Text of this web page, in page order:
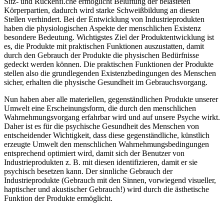
Körperpartien, dadurch wird starke Schweißbildung an diesen
Stellen verhindert. Bei der Entwicklung von Industrieprodukten
haben die physiologischen Aspekte der menschlichen Existenz
besondere Bedeutung. Wichtigstes Ziel der Produktentwicklung ist
es, die Produkte mit praktischen Funktionen auszustatten, damit
durch den Gebrauch der Produkte die physischen Bedürfnisse
gedeckt werden können. Die praktischen Funktionen der Produkte
stellen also die grundlegenden Existenzbedingungen des Menschen
sicher, erhalten die physische Gesundheit im Gebrauchsvorgang.
Nun haben aber alle materiellen, gegenständlichen Produkte unserer
Umwelt eine Erscheinungsform, die durch den menschlichen
Wahrnehmungsvorgang erfahrbar wird und auf unsere Psyche wirkt.
Daher ist es für die psychische Gesundheit des Menschen von
entscheidender Wichtigkeit, dass diese gegenständliche, künstlich
erzeugte Umwelt den menschlichen Wahrnehmungsbedingungen
entsprechend optimiert wird, damit sich der Benutzer von
Industrieprodukten z. B. mit diesen identifizieren, damit er sie
psychisch besetzen kann. Der sinnliche Gebrauch der
Industrieprodukte (Gebrauch mit den Sinnen, vorwiegend visueller,
haptischer und akustischer Gebrauch!) wird durch die ästhetische
Funktion der Produkte ermöglicht.